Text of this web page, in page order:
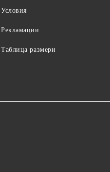
Условия
Рекламации
Таблица размери